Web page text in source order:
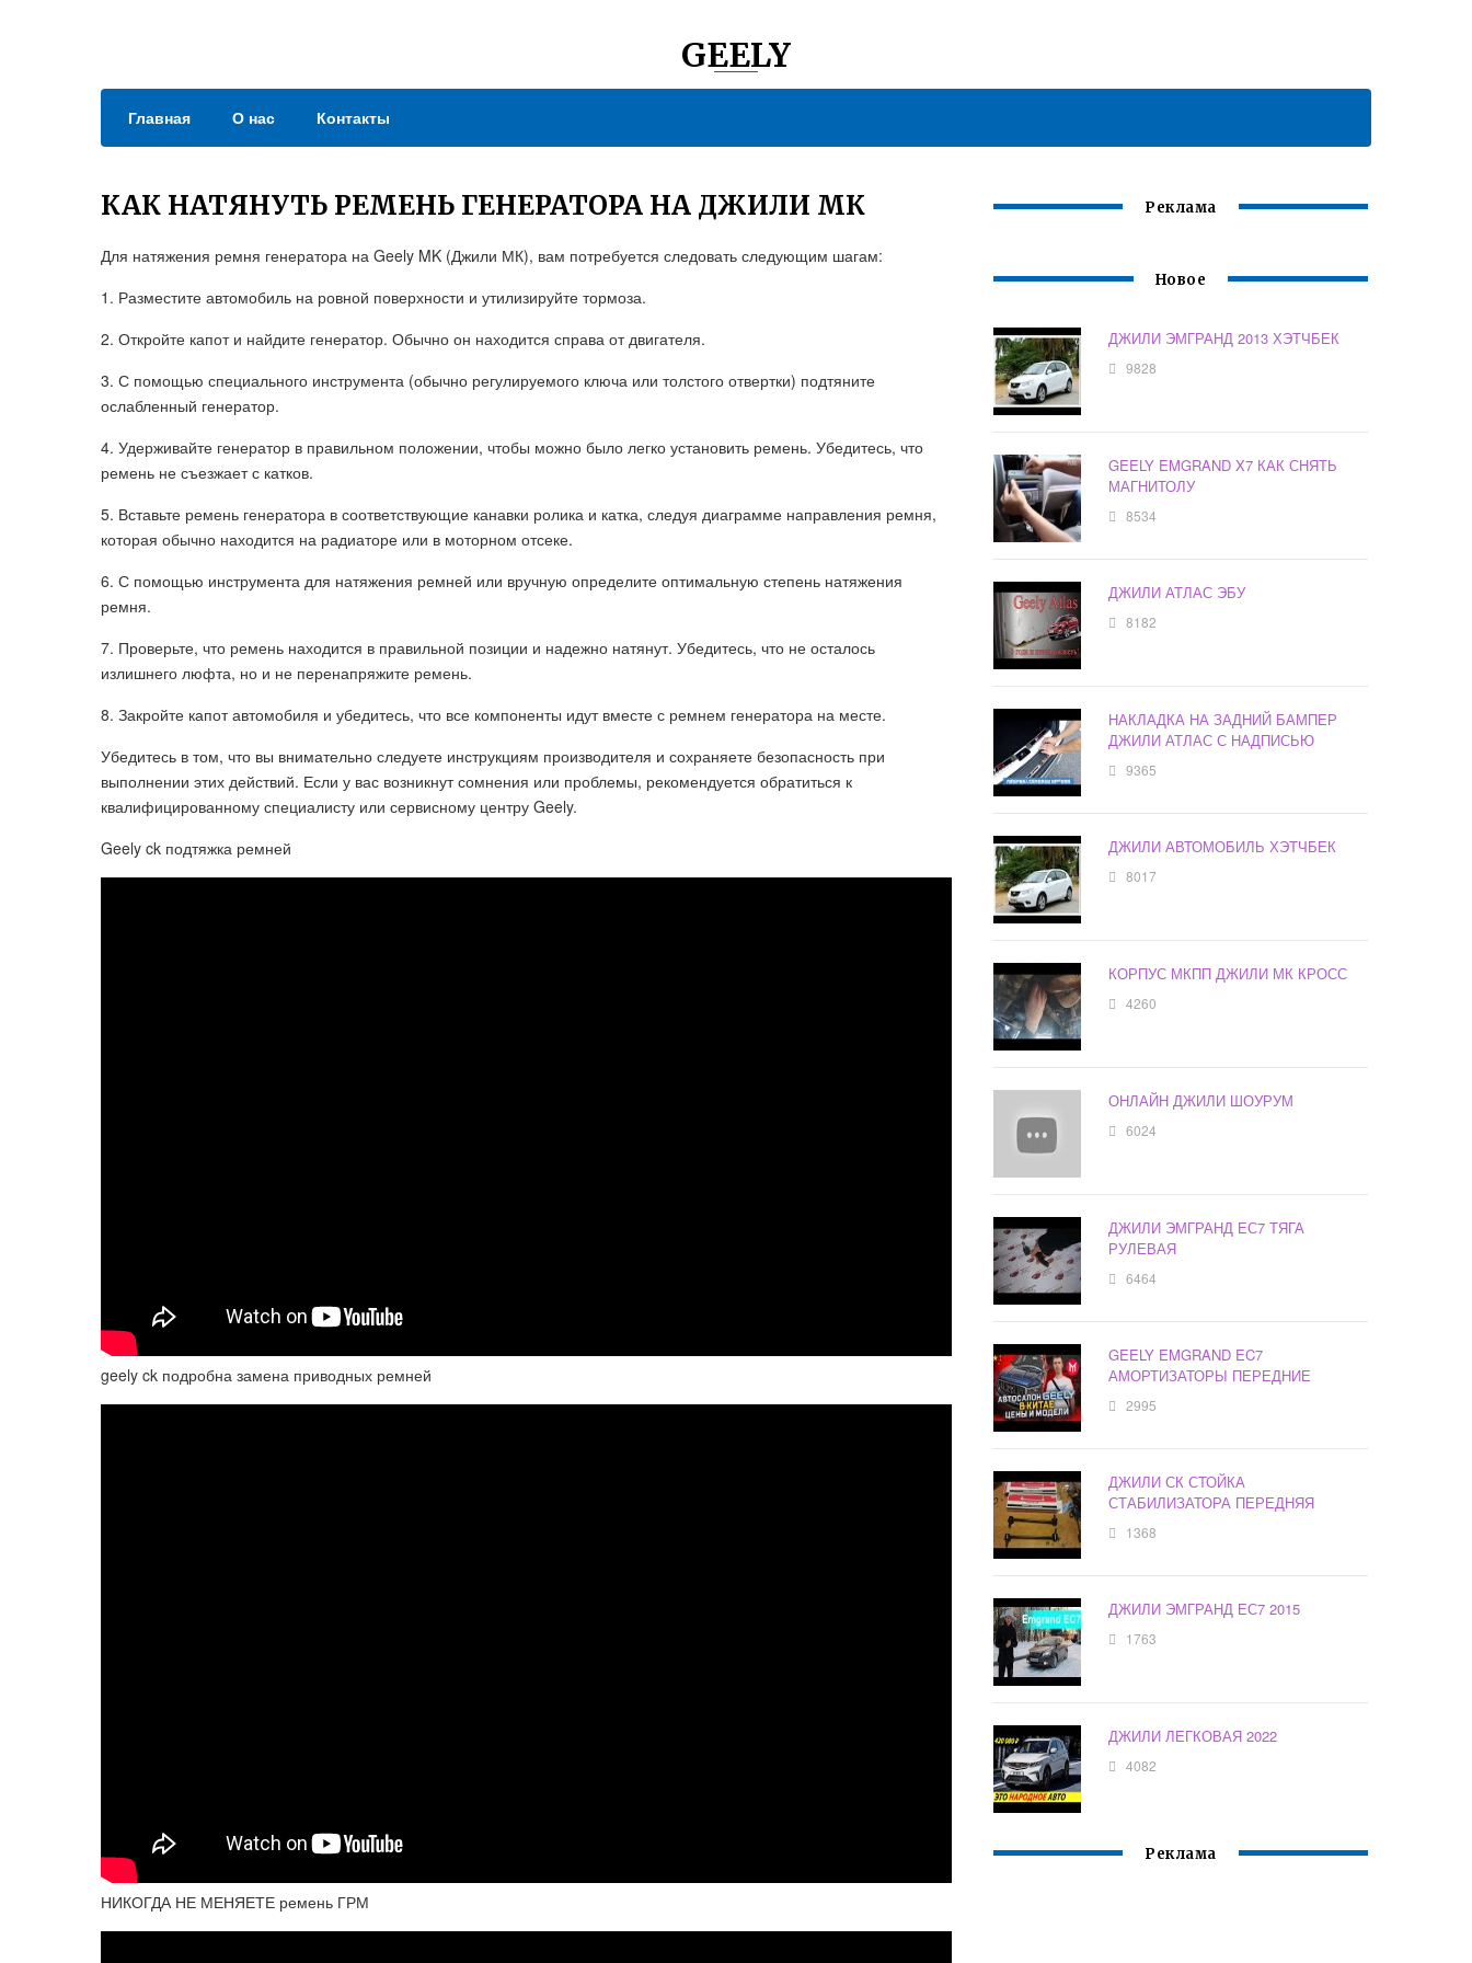
GEELY
Главная О нас Контакты
КАК НАТЯНУТЬ РЕМЕНЬ ГЕНЕРАТОРА НА ДЖИЛИ МК
Для натяжения ремня генератора на Geely MK (Джили МК), вам потребуется следовать следующим шагам:
1. Разместите автомобиль на ровной поверхности и утилизируйте тормоза.
2. Откройте капот и найдите генератор. Обычно он находится справа от двигателя.
3. С помощью специального инструмента (обычно регулируемого ключа или толстого отвертки) подтяните
ослабленный генератор.
4. Удерживайте генератор в правильном положении, чтобы можно было легко установить ремень. Убедитесь, что
ремень не съезжает с катков.
5. Вставьте ремень генератора в соответствующие канавки ролика и катка, следуя диаграмме направления ремня,
которая обычно находится на радиаторе или в моторном отсеке.
6. С помощью инструмента для натяжения ремней или вручную определите оптимальную степень натяжения
ремня.
7. Проверьте, что ремень находится в правильной позиции и надежно натянут. Убедитесь, что не осталось
излишнего люфта, но и не перенапряжите ремень.
8. Закройте капот автомобиля и убедитесь, что все компоненты идут вместе с ремнем генератора на месте.
Убедитесь в том, что вы внимательно следуете инструкциям производителя и сохраняете безопасность при
выполнении этих действий. Если у вас возникнут сомнения или проблемы, рекомендуется обратиться к
квалифицированному специалисту или сервисному центру Geely.
Geely ck подтяжка ремней
geely ck подробна замена приводных ремней
НИКОГДА НЕ МЕНЯЕТЕ ремень ГРМ
Реклама
Новое
ДЖИЛИ ЭМГРАНД 2013 ХЭТЧБЕК
9828
GEELY EMGRAND X7 КАК СНЯТЬ
МАГНИТОЛУ
8534
ДЖИЛИ АТЛАС ЭБУ
8182
НАКЛАДКА НА ЗАДНИЙ БАМПЕР
ДЖИЛИ АТЛАС С НАДПИСЬЮ
9365
ДЖИЛИ АВТОМОБИЛЬ ХЭТЧБЕК
8017
КОРПУС МКПП ДЖИЛИ МК КРОСС
4260
ОНЛАЙН ДЖИЛИ ШОУРУМ
6024
ДЖИЛИ ЭМГРАНД ЕС7 ТЯГА
РУЛЕВАЯ
6464
GEELY EMGRAND EC7
АМОРТИЗАТОРЫ ПЕРЕДНИЕ
2995
ДЖИЛИ СК СТОЙКА
СТАБИЛИЗАТОРА ПЕРЕДНЯЯ
1368
ДЖИЛИ ЭМГРАНД ЕС7 2015
1763
ДЖИЛИ ЛЕГКОВАЯ 2022
4082
Реклама